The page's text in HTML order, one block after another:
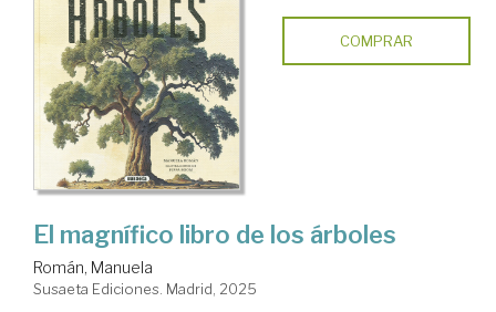
COMPRAR
El magnífico libro de los árboles
Román, Manuela
Susaeta Ediciones. Madrid, 2025